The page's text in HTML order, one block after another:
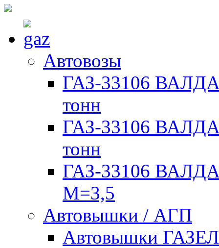
Автовозы
ГАЗ-33106
тонн
ГАЗ-33106
тонн
ГАЗ-33106
М=3,5
Автовышки / АГП
Автовышки